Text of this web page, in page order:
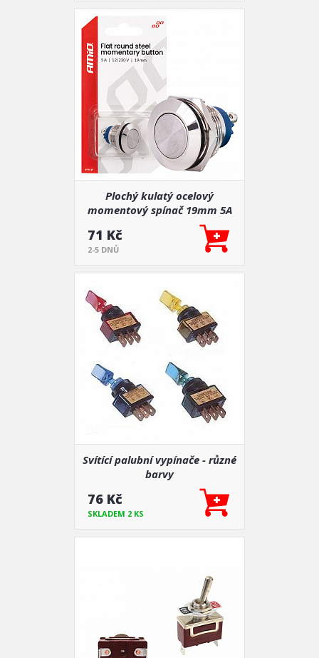
Plochý kulatý ocelový
momentový spínač 19mm 5A
12/230V AMIO-04436
71 Kč
2-5 DNŮ
Svítící palubní vypínače - různé
barvy
76 Kč
SKLADEM 2 KS